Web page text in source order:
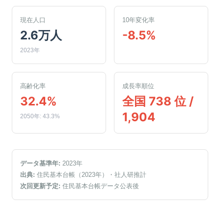
現在人口
2.6万人
2023年
10年変化率
-8.5%
高齢化率
32.4%
2050年: 43.3%
成長率順位
全国 738 位 /
1,904
データ基準年: 2023年
出典: 住民基本台帳（2023年）
・社人研推計
次回更新予定: 住民基本台帳データ公表後